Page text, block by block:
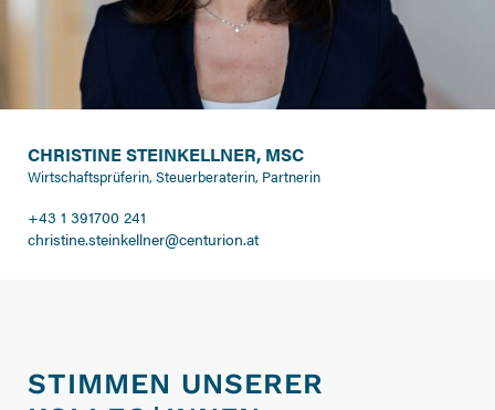
CHRISTINE STEINKELLNER, MSC
Wirtschaftsprüferin, Steuerberaterin, Partnerin
+43 1 391700 241
christine.steinkellner@centurion.at
STIMMEN UNSERER